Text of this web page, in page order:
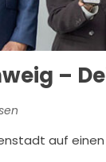
–
auf einen